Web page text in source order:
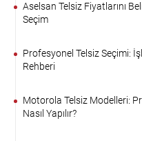
Aselsan Telsiz Fiyatlarını
Seçim
Profesyonel Telsiz Seçimi:
Rehberi
Motorola Telsiz Modelleri:
Nasıl Yapılır?